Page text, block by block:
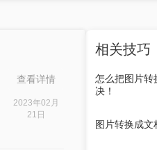
查看详情
2023年02月
21日
相关技巧
怎么把图片转
决！
图片转换成文